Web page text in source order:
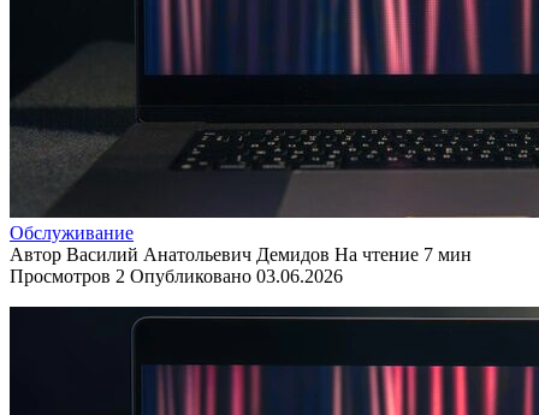
Обслуживание
Автор Василий Анатольевич Демидов На чтение 7 мин
Просмотров 2 Опубликовано 03.06.2026